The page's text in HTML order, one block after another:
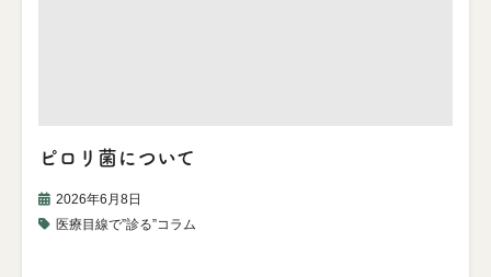
ピロリ菌について
2026年6月8日
医療目線で”診る”コラム